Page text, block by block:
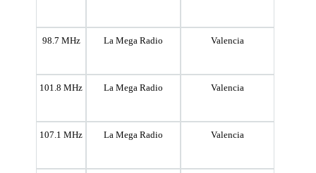
98.7 MHz La Mega Radio Valencia
101.8 MHz La Mega Radio Valencia
107.1 MHz La Mega Radio Valencia